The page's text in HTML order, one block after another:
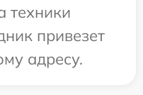
техники
привезет
адресу.